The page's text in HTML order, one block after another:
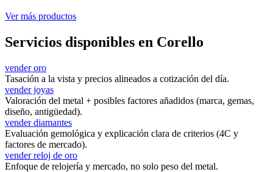
Ver más productos
Servicios disponibles en Corello
vender oro
Tasación a la vista y precios alineados a cotización del día.
vender joyas
Valoración del metal + posibles factores añadidos (marca, gemas,
diseño, antigüedad).
vender diamantes
Evaluación gemológica y explicación clara de criterios (4C y
factores de mercado).
vender reloj de oro
Enfoque de relojería y mercado, no solo peso del metal.